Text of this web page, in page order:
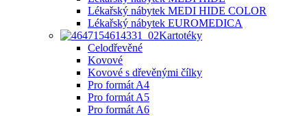
Lékařský nábytek MEDI HIDE COLOR
Lékařský nábytek EUROMEDICA
Kartotéky
Celodřevěné
Kovové
Kovové s dřevěnými čílky
Pro formát A4
Pro formát A5
Pro formát A6